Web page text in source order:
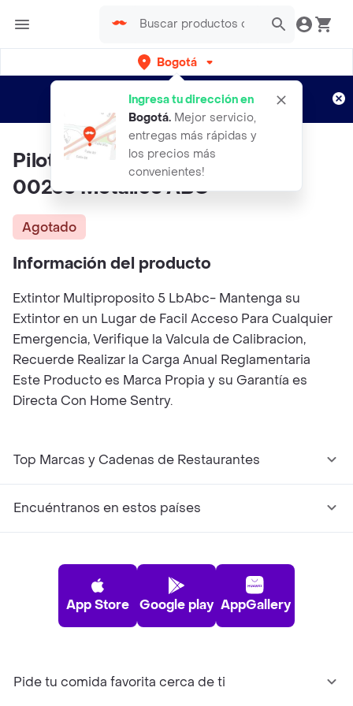
Bogotá
Ingresa tu dirección en
Bogotá. Mejor servicio,
entregas más rápidas y
los precios más
convenientes!
envíos gratis por semanas
Aplican TyC
Pilot Racing Extintor Racing
002e5 Metálico ABC
Agotado
Información del producto
Extintor Multiproposito 5 LbAbc- Mantenga su
Extintor en un Lugar de Facil Acceso Para Cualquier
Emergencia, Verifique la Valcula de Calibracion,
Recuerde Realizar la Carga Anual Reglamentaria
Este Producto es Marca Propia y su Garantía es
Directa Con Home Sentry.
Top Marcas y Cadenas de Restaurantes
Encuéntranos en estos países
App Store Google play AppGallery
Pide tu comida favorita cerca de ti